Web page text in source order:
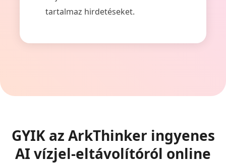
tartalmaz hirdetéseket.
GYIK az ArkThinker ingyenes
AI vízjel-eltávolítóról online